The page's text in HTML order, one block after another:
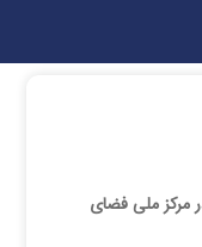
مرکز ملی فضای